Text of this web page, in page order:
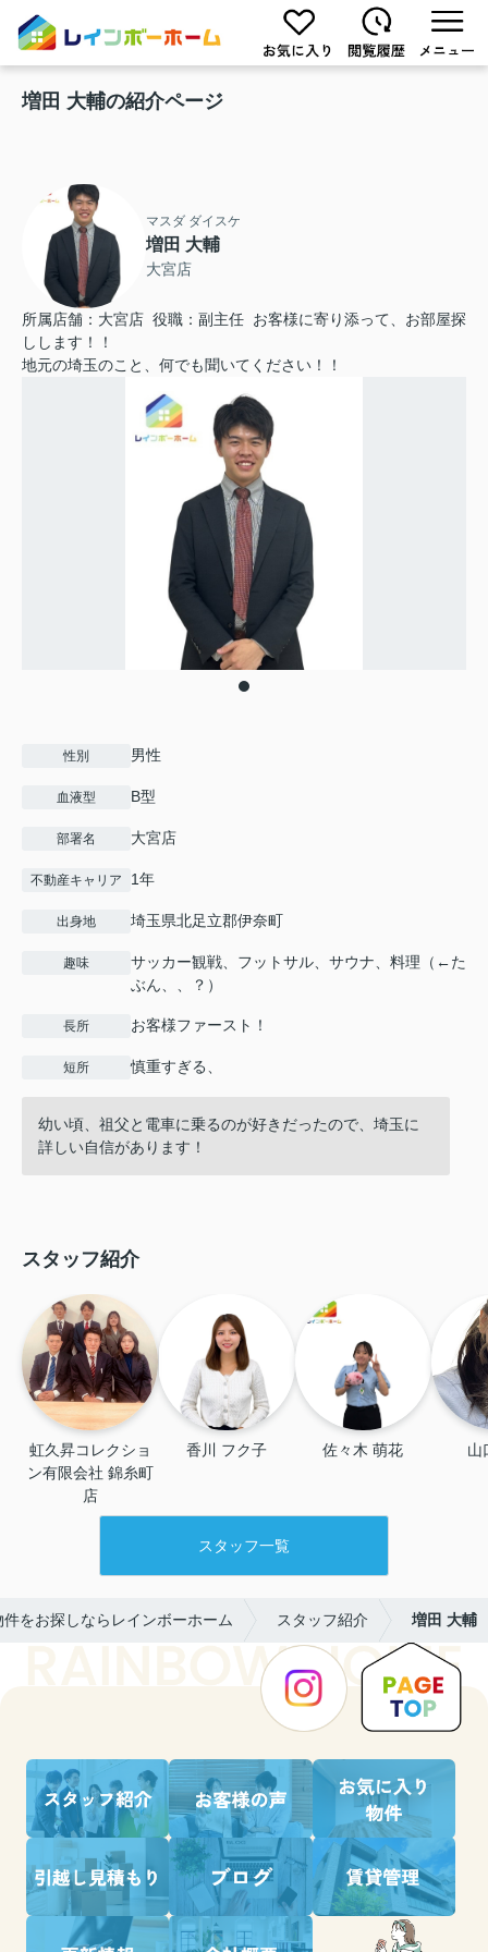
増田 大輔の紹介ページ
マスダ ダイスケ
増田 大輔
大宮店
所属店舗：大宮店 役職：副主任 お客様に寄り添って、お部屋探
しします！！
地元の埼玉のこと、何でも聞いてください！！
性別 男性
血液型 B型
部署名 大宮店
不動産キャリア 1年
出身地 埼玉県北足立郡伊奈町
趣味
サッカー観戦、フットサル、サウナ、料理（←た
ぶん、、？）
長所 お客様ファースト！
短所 慎重すぎる、
幼い頃、祖父と電車に乗るのが好きだったので、埼玉に
詳しい自信があります！
スタッフ紹介
虹久昇コレクショ
ン有限会社 錦糸町
店
香川 フク子 佐々木 萌花 山
スタッフ一覧
をお探しならレインボーホーム スタッフ紹介 増田 大輔